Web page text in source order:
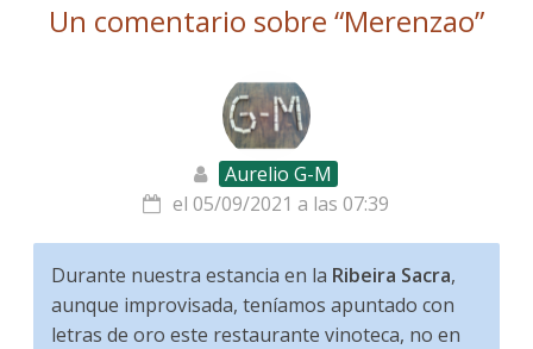
Un comentario sobre “Merenzao”
Aurelio G-M
el 05/09/2021 a las 07:39
Durante nuestra estancia en la Ribeira Sacra,
aunque improvisada, teníamos apuntado con
letras de oro este restaurante vinoteca, no en